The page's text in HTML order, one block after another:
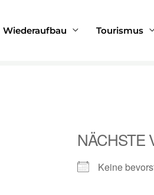
Wiederaufbau Tourismus
NÄCHSTE
Keine